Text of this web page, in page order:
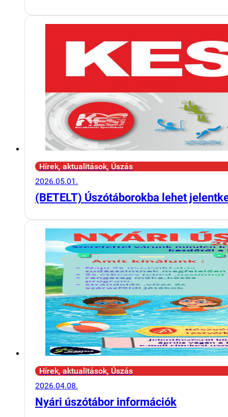
Hírek, aktualitások, Úszás
2026.05.01.
(BETELT) Úszótáborokba lehet
Hírek, aktualitások, Úszás
2026.04.08.
Nyári úszótábor információk